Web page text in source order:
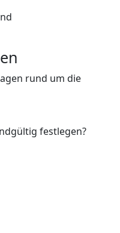
rund um die
festlegen?